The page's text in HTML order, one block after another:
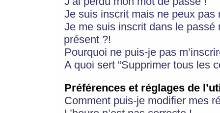
Je suis inscrit mais ne peux pas
Je me suis inscrit dans le
présent ?!
Pourquoi ne puis-je pas
A quoi sert “Supprimer tous les
Préférences et réglages de
Comment puis-je modifier mes